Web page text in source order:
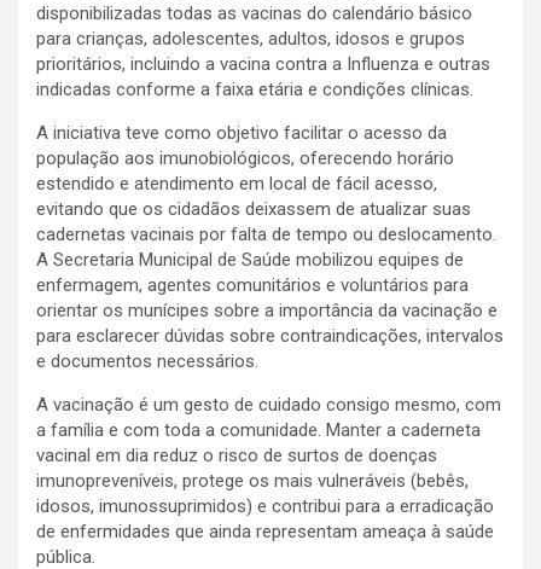
disponibilizadas todas as vacinas do calendário básico
para crianças, adolescentes, adultos, idosos e grupos
prioritários, incluindo a vacina contra a Influenza e outras
indicadas conforme a faixa etária e condições clínicas.
A iniciativa teve como objetivo facilitar o acesso da
população aos imunobiológicos, oferecendo horário
estendido e atendimento em local de fácil acesso,
evitando que os cidadãos deixassem de atualizar suas
cadernetas vacinais por falta de tempo ou deslocamento.
A Secretaria Municipal de Saúde mobilizou equipes de
enfermagem, agentes comunitários e voluntários para
orientar os munícipes sobre a importância da vacinação e
para esclarecer dúvidas sobre contraindicações, intervalos
e documentos necessários.
A vacinação é um gesto de cuidado consigo mesmo, com
a família e com toda a comunidade. Manter a caderneta
vacinal em dia reduz o risco de surtos de doenças
imunopreveníveis, protege os mais vulneráveis (bebês,
idosos, imunossuprimidos) e contribui para a erradicação
de enfermidades que ainda representam ameaça à saúde
pública.